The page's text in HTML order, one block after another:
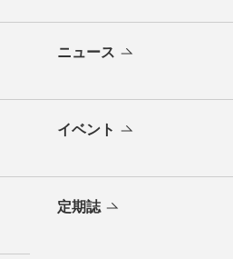
ニュース
イベント
定期誌